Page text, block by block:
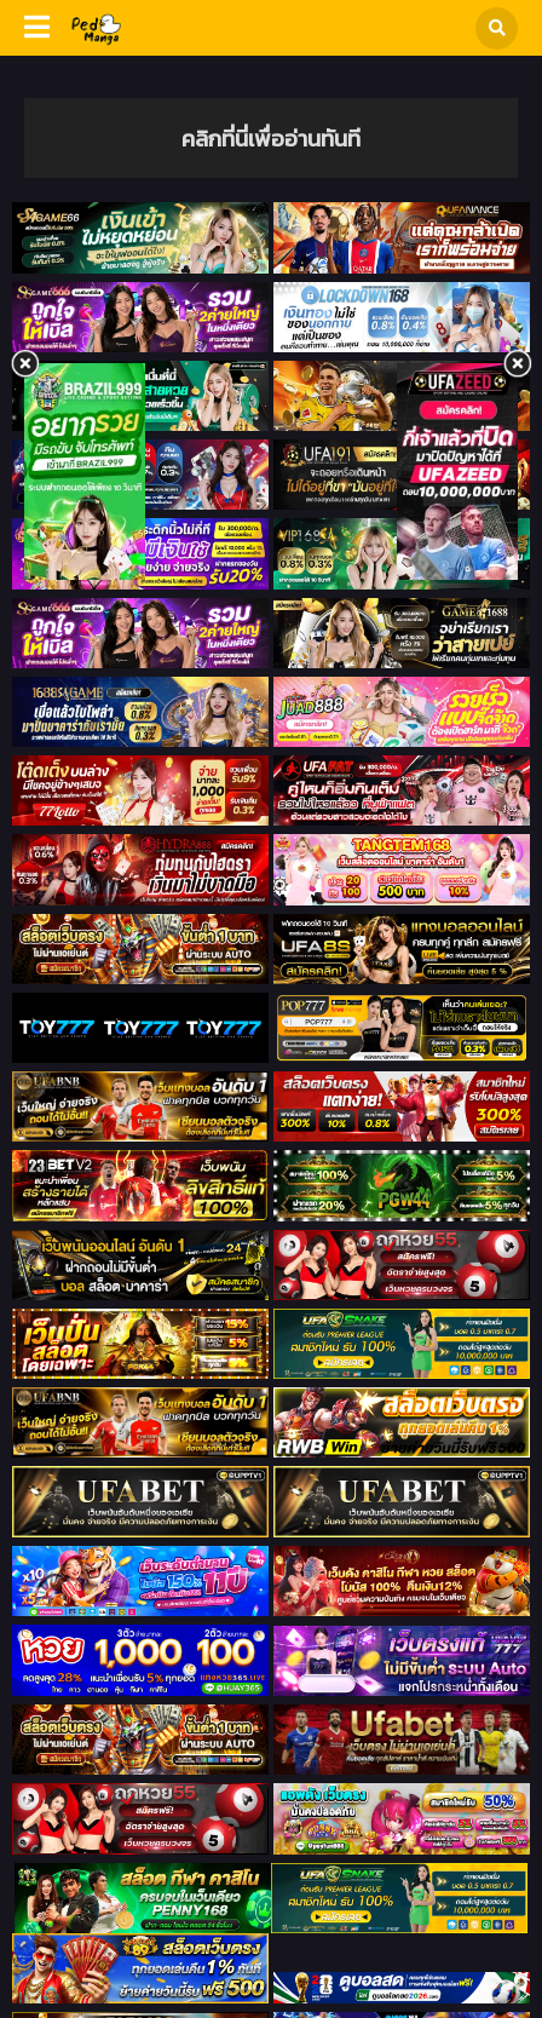
คลิกที่นี่เพื่ออ่านทันที